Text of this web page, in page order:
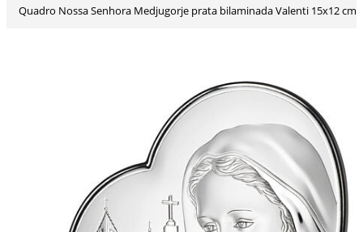
Quadro Nossa Senhora Medjugorje prata bilaminada Valenti 15x12 cm